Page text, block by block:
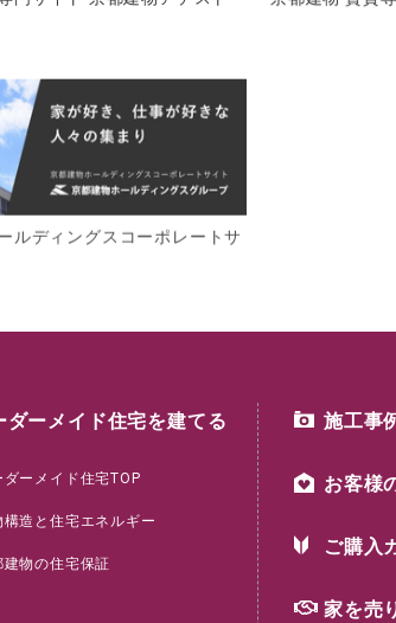
ルディングスコーポレートサ
ダーメイド住宅を建てる
ダーメイド住宅TOP
構造と住宅エネルギー
建物の住宅保証
施工事
お客様
ご購入
家を売